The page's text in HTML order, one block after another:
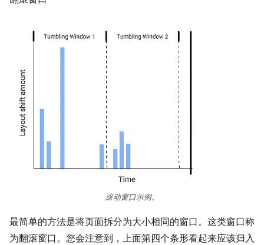
滚动窗口示例。
最简单的方法是将页面拆分为大小相同的窗口。这类窗口称
为翻滚窗口。您会注意到，上面第四个条形看起来应该归入